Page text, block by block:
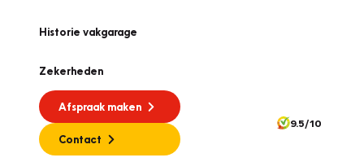
Historie vakgarage
Zekerheden
Afspraak maken
Contact
9.5/10